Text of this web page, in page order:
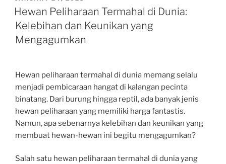
ON
Hewan Peliharaan Termahal di Dunia:
Kelebihan dan Keunikan yang
Mengagumkan
Hewan peliharaan termahal di dunia memang selalu
menjadi pembicaraan hangat di kalangan pecinta
binatang. Dari burung hingga reptil, ada banyak jenis
hewan peliharaan yang memiliki harga fantastis.
Namun, apa sebenarnya kelebihan dan keunikan yang
membuat hewan-hewan ini begitu mengagumkan?
Salah satu hewan peliharaan termahal di dunia yang